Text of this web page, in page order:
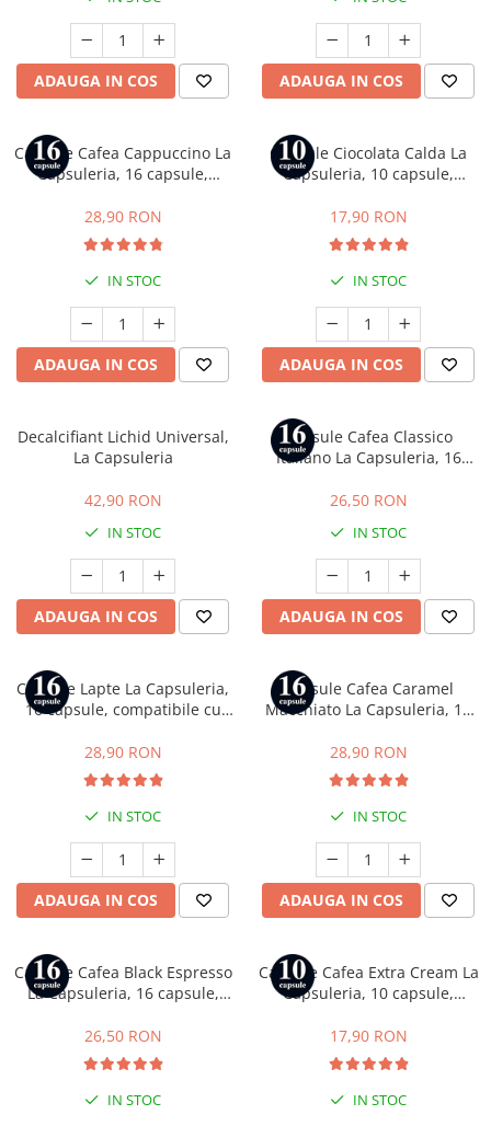
Capsule compatibile Bialetti
Capsule compatibile Beanz
Capsule compatibile Uno System
Capsule compatibile Caffitaly
Paduri cafea ESE44
CAFEA BOABE
CAFEA MACINATA
ADAUGA IN COS ADAUGA IN COS
Capsule Cafea Cappuccino La
Capsuleria, 16 capsule,
28,90 RON
IN STOC
ADAUGA IN COS
Capsule Ciocolata Calda La
Capsuleria, 10 capsule,
17,90 RON
IN STOC
ADAUGA IN COS
Decalcifiant Lichid Universal,
La Capsuleria
42,90 RON
IN STOC
ADAUGA IN COS
Capsule Cafea Classico
Italiano La Capsuleria, 16
Gusto
26,50 RON
IN STOC
ADAUGA IN COS
Capsule Lapte La Capsuleria,
16 capsule, compatibile cu
28,90 RON
IN STOC
ADAUGA IN COS
Capsule Cafea Caramel
Macchiato La Capsuleria, 16
Gusto
28,90 RON
IN STOC
ADAUGA IN COS
Capsule Cafea Black Espresso
La Capsuleria, 16 capsule,
26,50 RON
IN STOC
Capsule Cafea Extra Cream La
Capsuleria, 10 capsule,
17,90 RON
IN STOC